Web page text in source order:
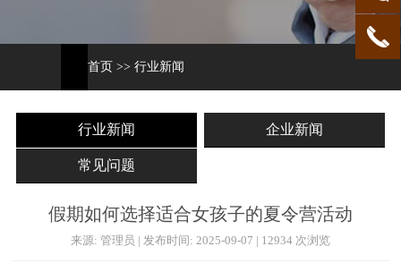
首页 >> 行业新闻
行业新闻 企业新闻
常见问题
假期如何选择适合女孩子的夏令营活动
来源: 管理员 | 发布时间: 2025-09-07 | 12934 次浏览